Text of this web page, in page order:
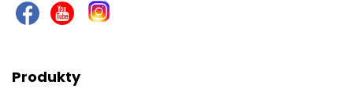
Produkty